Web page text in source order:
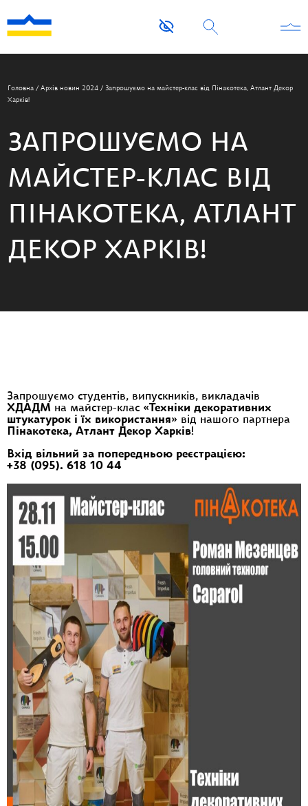
Головна / Архів новин 2024 / Запрошуємо на майстер-клас від Пінакотека, Атлант Декор
Харків!
ЗАПРОШУЄМО НА
МАЙСТЕР-КЛАС ВІД
ПІНАКОТЕКА, АТЛАНТ
ДЕКОР ХАРКІВ!
Запрошуємо студентів, випускників, викладачів
ХДАДМ на майстер-клас « Техніки декоративних
штукатурок і їх використання» від нашого партнера
Пінакотека, Атлант Декор Харків!
Вхід вільний за попередньою реєстрацією:
+38 (095). 618 10 44